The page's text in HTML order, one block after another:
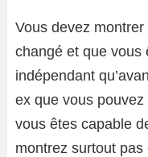
Vous devez
changé et que vous
indépendant
ex que vous
vous êtes capable
montrez surtout